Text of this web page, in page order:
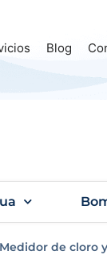
Blog
Medidor de cloro